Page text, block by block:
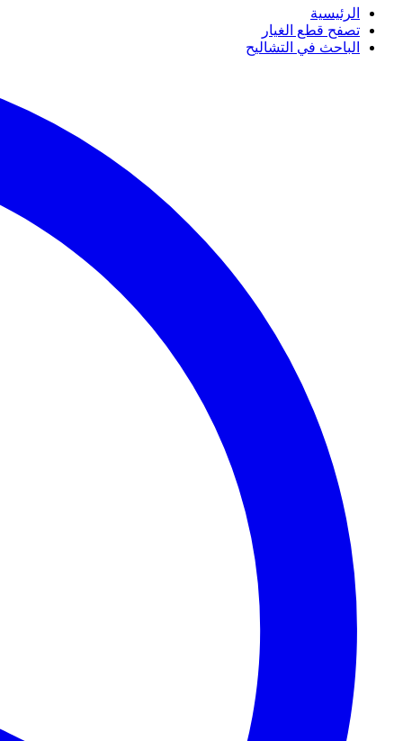
الرئيسية
تصفح قطع الغيار
الباحث في التشاليح